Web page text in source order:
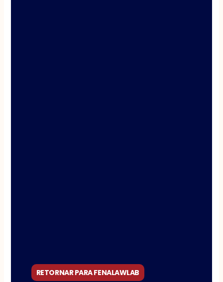
RETORNAR PARA FENALAWLAB